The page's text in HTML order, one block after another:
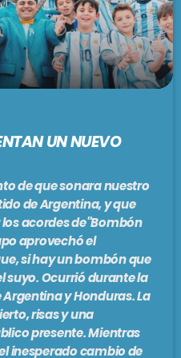
UN NUEVO
de que sonara nuestro
de Argentina, y que
acordes de''Bombón
aprovechó el
si hay un bombón que
suyo. Ocurrió durante la
y Honduras. La
risas y una
presente. Mientras
inesperado cambio de